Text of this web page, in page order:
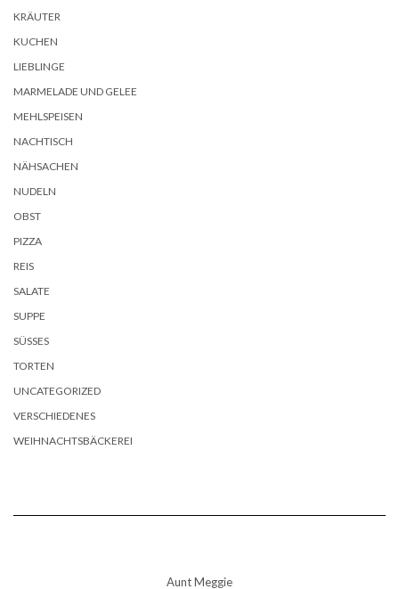
KRÄUTER
KUCHEN
LIEBLINGE
MARMELADE UND GELEE
MEHLSPEISEN
NACHTISCH
NÄHSACHEN
NUDELN
OBST
PIZZA
REIS
SALATE
SUPPE
SÜSSES
TORTEN
UNCATEGORIZED
VERSCHIEDENES
WEIHNACHTSBÄCKEREI
Aunt Meggie